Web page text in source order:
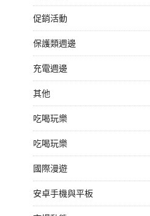
促銷活動
保護類週邊
充電週邊
其他
吃喝玩樂
吃喝玩樂
國際漫遊
安卓手機與平板